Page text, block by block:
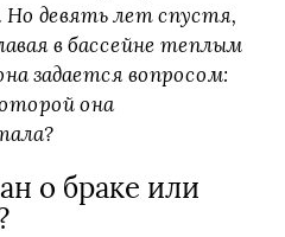
Но девять лет спустя,
в бассейне теплым
задается вопросом:
она
о браке или